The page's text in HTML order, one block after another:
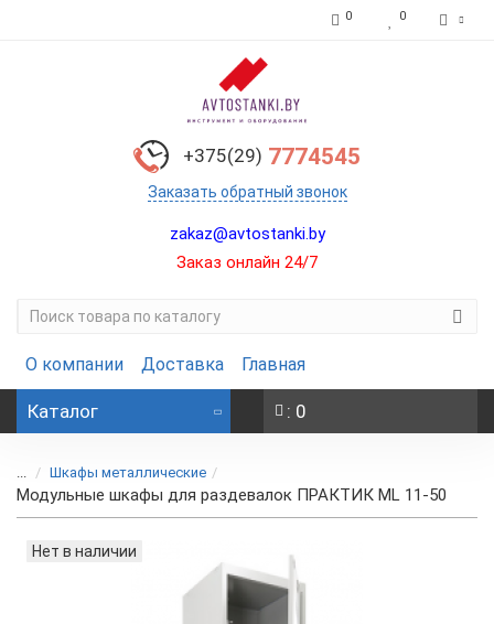
0 0
+375(29) 7774545
Заказать обратный звонок
zakaz@avtostanki.by
Заказ онлайн 24/7
О компании Доставка Главная
Каталог : 0
... Шкафы металлические
Модульные шкафы для раздевалок ПРАКТИК ML 11-50
Нет в наличии